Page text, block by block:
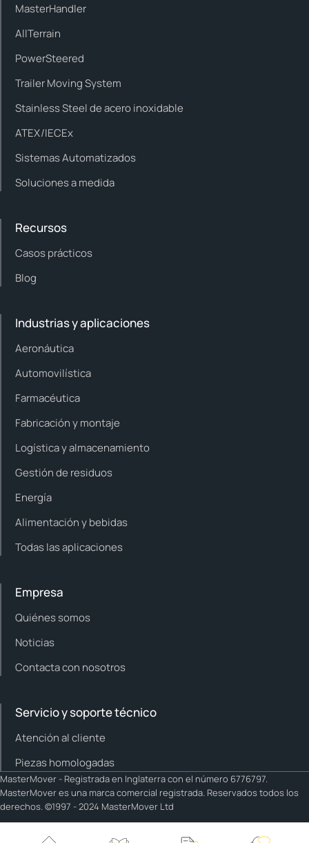
MasterHandler
AllTerrain
PowerSteered
Trailer Moving System
Stainless Steel de acero inoxidable
ATEX/IECEx
Sistemas Automatizados
Soluciones a medida
Recursos
Casos prácticos
Blog
Industrias y aplicaciones
Aeronáutica
Automovilística
Farmacéutica
Fabricación y montaje
Logística y almacenamiento
Gestión de residuos
Energía
Alimentación y bebidas
Todas las aplicaciones
Empresa
Quiénes somos
Noticias
Contacta con nosotros
Servicio y soporte técnico
Atención al cliente
Piezas homologadas
MasterMover - Registrada en Inglaterra con el número 6776797.
MasterMover es una marca comercial registrada. Reservados todos los
derechos. ©1997 - 2024 MasterMover Ltd